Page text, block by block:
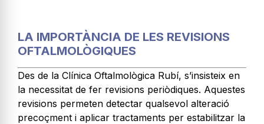
LA IMPORTÀNCIA DE LES REVISIONS
OFTALMOLÒGIQUES
Des de la Clínica Oftalmològica Rubí, s’insisteix en
la necessitat de fer revisions periòdiques. Aquestes
revisions permeten detectar qualsevol alteració
precoçment i aplicar tractaments per estabilitzar la